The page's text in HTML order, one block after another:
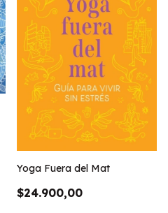
Yoga Fuera del Mat
$24.900,00